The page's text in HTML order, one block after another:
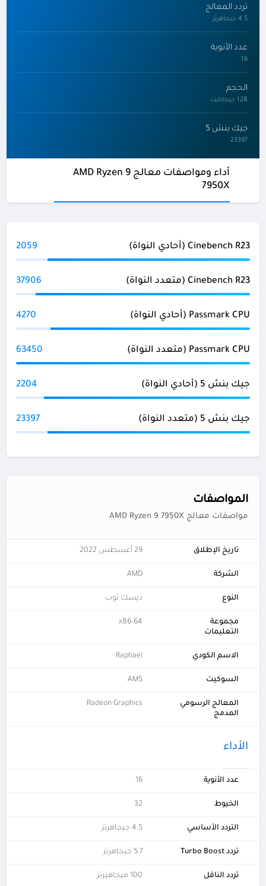
تردد المعالج
4.5 جيجاهرتز
عدد الأنوية
16
الحجم
128 جيجابايت
جيك بنش 5
23397
أداء ومواصفات معالج AMD Ryzen 9
7950X
Cinebench R23 (أحادي النواة) 2059
Cinebench R23 (متعدد النواة) 37906
Passmark CPU (أحادي النواة) 4270
Passmark CPU (متعدد النواة) 63450
جيك بنش 5 (أحادي النواة) 2204
جيك بنش 5 (متعدد النواة) 23397
المواصفات
مواصفات معالج AMD Ryzen 9 7950X
تاريخ الإطلاق 29 أغسطس 2022
الشركة AMD
النوع ديسك توب
مجموعة
التعليمات
x86-64
الاسم الكودي Raphael
السوكيت AM5
المعالج الرسومي
المدمج
Radeon Graphics
الأداء
عدد الأنوية 16
الخيوط 32
التردد الأساسي 4.5 جيجاهرتز
تردد Turbo Boost 5.7 جيجاهرتز
تردد الناقل 100 ميجاهيرتز